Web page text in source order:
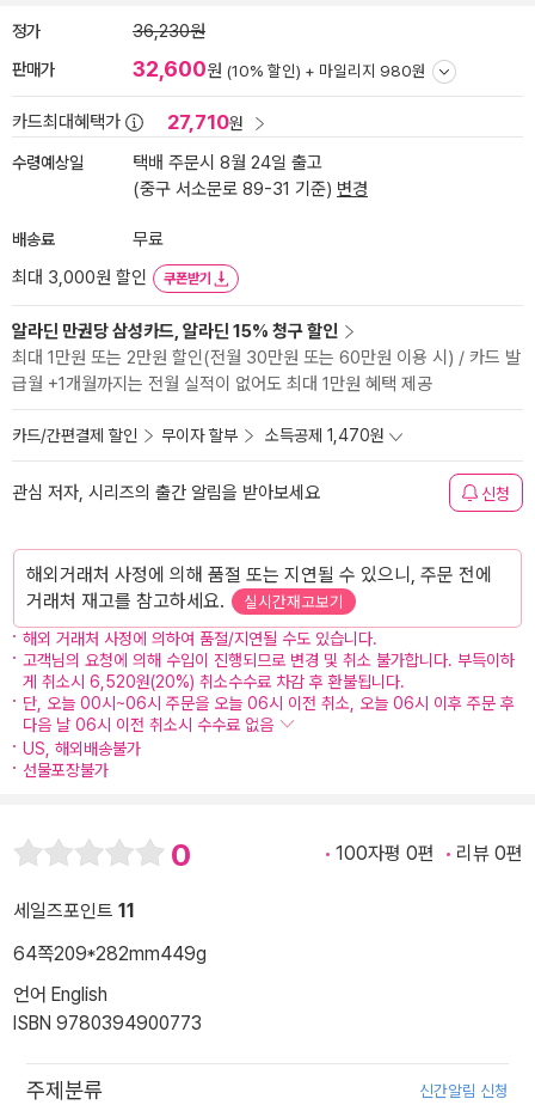
정가 36,230원
판매가 32,600원 (10% 할인) + 마일리지 980원
카드최대혜택가 27,710원
수령예상일
택배 주문시 8월 24일 출고
(중구 서소문로 89-31 기준) 변경
배송료
무료
최대 3,000원 할인
쿠폰받기
알라딘 만권당 삼성카드, 알라딘 15% 청구 할인
최대 1만원 또는 2만원 할인(전월 30만원 또는 60만원 이용 시) / 카드 발
급월 +1개월까지는 전월 실적이 없어도 최대 1만원 혜택 제공
카드/간편결제 할인 무이자 할부 소득공제 1,470원
관심 저자, 시리즈의 출간 알림을 받아보세요 신청
해외거래처 사정에 의해 품절 또는 지연될 수 있으니, 주문 전에
거래처 재고를 참고하세요.
실시간재고보기
해외 거래처 사정에 의하여 품절/지연될 수도 있습니다.
고객님의 요청에 의해 수입이 진행되므로 변경 및 취소 불가합니다. 부득이하
게 취소시 6,520원(20%) 취소수수료 차감 후 환불됩니다.
단, 오늘 00시~06시 주문을 오늘 06시 이전 취소, 오늘 06시 이후 주문 후
다음 날 06시 이전 취소시 수수료 없음
US, 해외배송불가
선물포장불가
0 100자평 0편 리뷰 0편
세일즈포인트 11
64쪽209*282mm449g
언어 English
ISBN 9780394900773
주제분류 신간알림 신청